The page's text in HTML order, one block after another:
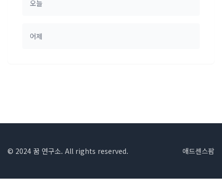
오늘
어제
© 2024 꿈 연구소. All rights reserved. 애드센스팜